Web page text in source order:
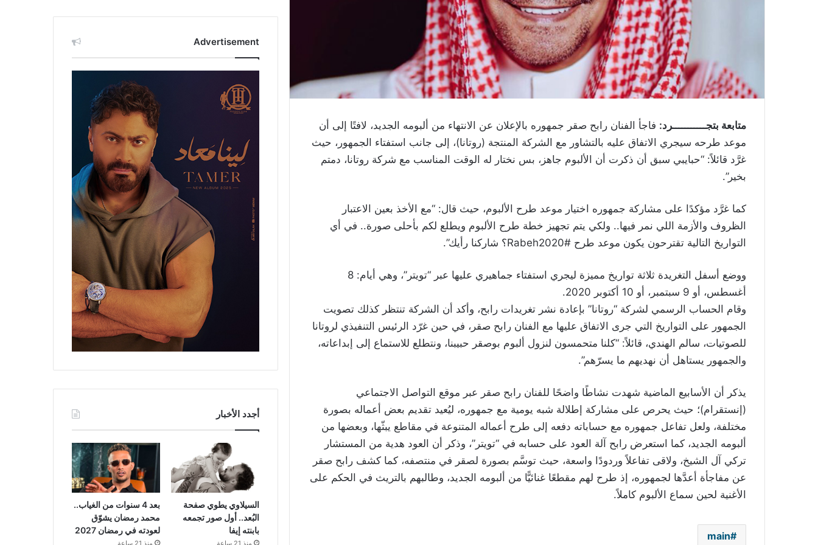
متابعة بتجـــــــــــرد: فاجأ الفنان رابح صقر جمهوره بالإعلان عن الانتهاء من ألبومه الجديد، لافتًا إلى أن
موعد طرحه سيجري الاتفاق عليه بالتشاور مع الشركة المنتجة (روتانا)، إلى جانب استفتاء الجمهور، حيث
غرَّد قائلاً: “حبايبي سبق أن ذكرت أن الألبوم جاهز، بس نختار له الوقت المناسب مع شركة روتانا، دمتم
بخير”.
كما غرَّد مؤكدًا على مشاركة جمهوره اختيار موعد طرح الألبوم، حيث قال: “مع الأخذ بعين الاعتبار
الظروف والأزمة اللي نمر فيها.. ولكي يتم تجهيز خطة طرح الألبوم ويطلع لكم بأحلى صورة.. في أي
التواريخ التالية تقترحون يكون موعد طرح #Rabeh2020؟ شاركنا رأيك”.
ووضع أسفل التغريدة ثلاثة تواريخ مميزة ليجري استفتاء جماهيري عليها عبر “تويتر”، وهي أيام: 8
أغسطس، أو 9 سبتمبر، أو 10 أكتوبر 2020.
وقام الحساب الرسمي لشركة “روتانا” بإعادة نشر تغريدات رابح، وأكد أن الشركة تنتظر كذلك تصويت
الجمهور على التواريخ التي جرى الاتفاق عليها مع الفنان رابح صقر، في حين غرّد الرئيس التنفيذي لروتانا
للصوتيات، سالم الهندي، قائلاً: “كلنا متحمسون لنزول ألبوم بوصقر حبيبنا، ونتطلع للاستماع إلى إبداعاته،
والجمهور يستاهل أن نهديهم ما يسرّهم”.
يذكر أن الأسابيع الماضية شهدت نشاطًا واضحًا للفنان رابح صقر عبر موقع التواصل الاجتماعي
(إنستقرام)؛ حيث يحرص على مشاركة إطلالة شبه يومية مع جمهوره، ليُعيد تقديم بعض أعماله بصورة
مختلفة، ولعل تفاعل جمهوره مع حساباته دفعه إلى طرح أعماله المتنوعة في مقاطع يبثّها، وبعضها من
ألبومه الجديد، كما استعرض رابح آلة العود على حسابه في “تويتر”، وذكر أن العود هدية من المستشار
تركي آل الشيخ، ولاقى تفاعلاً وردودًا واسعة، حيث توسَّم بصورة لصقر في منتصفه، كما كشف رابح صقر
عن مفاجأة أعدَّها لجمهوره، إذ طرح لهم مقطعًا غنائيًّا من ألبومه الجديد، وطالبهم بالتريث في الحكم على
الأغنية لحين سماع الألبوم كاملاً.
main
Advertisement
أجدد الأخبار
السيلاوي يطوي صفحة
البُعد.. أول صور تجمعه
بابنته إيفا
منذ 21 ساعة
بعد 4 سنوات من الغياب..
محمد رمضان يشوّق
لعودته في رمضان 2027
منذ 21 ساعة